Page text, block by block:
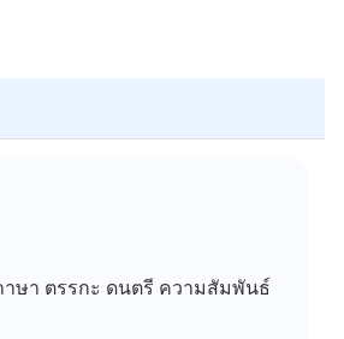
าษา ตรรกะ ดนตรี ความสัมพันธ์